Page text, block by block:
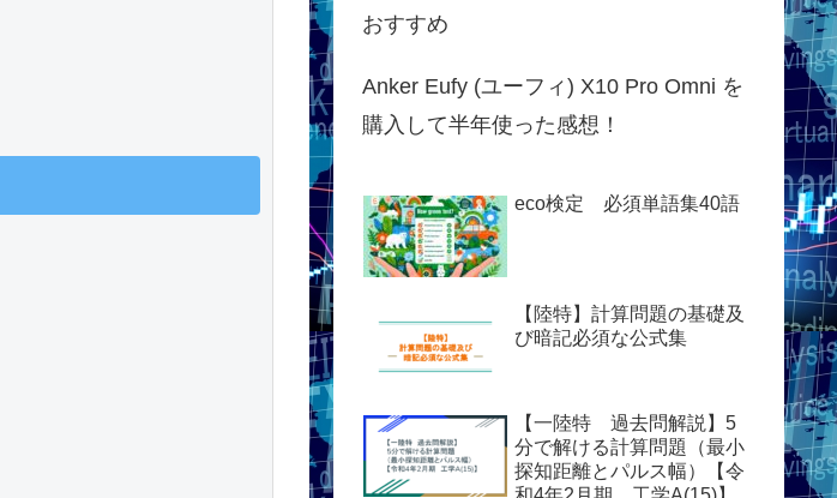
おすすめ
Anker Eufy (ユーフィ) X10 Pro Omni を
購入して半年使った感想！
eco検定 必須単語集40語
【陸特】計算問題の基礎及
び暗記必須な公式集
【一陸特 過去問解説】5
分で解ける計算問題（最小
探知距離とパルス幅）【令